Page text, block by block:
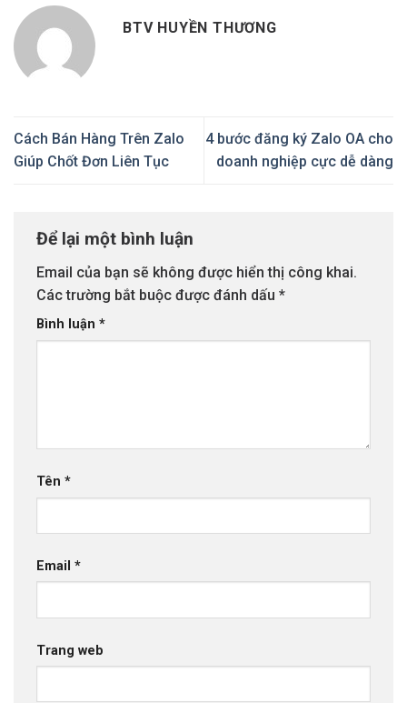
BTV HUYỀN THƯƠNG
Cách Bán Hàng Trên Zalo
Giúp Chốt Đơn Liên Tục
4 bước đăng ký Zalo OA cho
doanh nghiệp cực dễ dàng
Để lại một bình luận
Email của bạn sẽ không được hiển thị công khai.
Các trường bắt buộc được đánh dấu *
Bình luận *
Tên *
Email *
Trang web